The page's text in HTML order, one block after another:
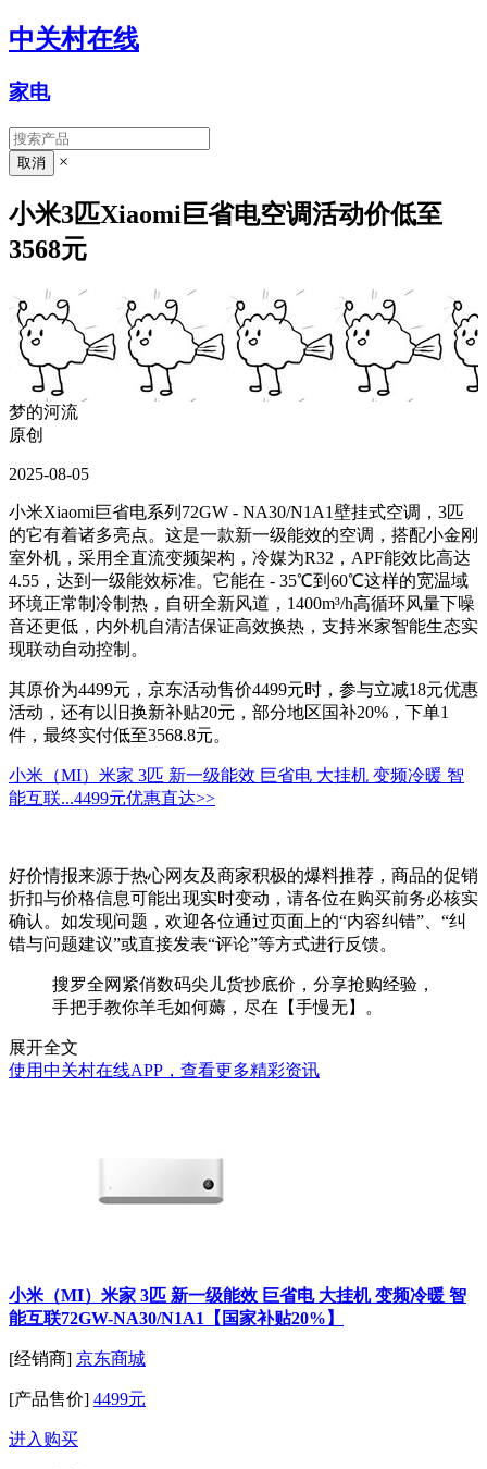
中关村在线
家电
×
小米3匹Xiaomi巨省电空调活动价低至
3568元
梦的河流
原创
2025-08-05
小米Xiaomi巨省电系列72GW - NA30/N1A1壁挂式空调，3匹
的它有着诸多亮点。这是一款新一级能效的空调，搭配小金刚
室外机，采用全直流变频架构，冷媒为R32，APF能效比高达
4.55，达到一级能效标准。它能在 - 35℃到60℃这样的宽温域
环境正常制冷制热，自研全新风道，1400m³/h高循环风量下噪
音还更低，内外机自清洁保证高效换热，支持米家智能生态实
现联动自动控制。
其原价为4499元，京东活动售价4499元时，参与立减18元优惠
活动，还有以旧换新补贴20元，部分地区国补20%，下单1
件，最终实付低至3568.8元。
小米（MI）米家 3匹 新一级能效 巨省电 大挂机 变频冷暖 智
能互联...4499元优惠直达>>
好价情报来源于热心网友及商家积极的爆料推荐，商品的促销
折扣与价格信息可能出现实时变动，请各位在购买前务必核实
确认。如发现问题，欢迎各位通过页面上的“内容纠错”、“纠
错与问题建议”或直接发表“评论”等方式进行反馈。
搜罗全网紧俏数码尖儿货抄底价，分享抢购经验，
手把手教你羊毛如何薅，尽在【手慢无】。
展开全文
使用中关村在线APP，查看更多精彩资讯
小米（MI）米家 3匹 新一级能效 巨省电 大挂机 变频冷暖 智
能互联72GW-NA30/N1A1【国家补贴20%】
[经销商] 京东商城
[产品售价] 4499元
进入购买